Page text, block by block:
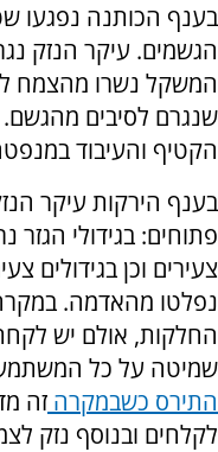
בענף הכותנה נפגעו
הגשמים. עיקר הנזק
המשקל נשרו מהצמח
שנגרם לסיבים מהגשם.
הקטיף והעיבוד
בענף הירקות עיקר
פתוחים: בגידולי
צעירים וכן בגידולים
נפלטו מהאדמה.
החלקות, אולם יש
שמיטה על כל המשתמע
התירס כשבמקרה זה
לקלחים ובנוסף נזק